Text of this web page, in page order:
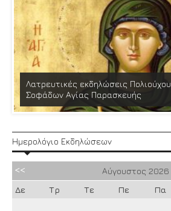
Λατρευτικές εκδηλώσεις Πολιούχου
Σοφάδων Αγίας Παρασκευής
Ημερολόγιο Εκδηλώσεων
Αύγουστος 2026
Δε
Τρ Τε Πε Πα